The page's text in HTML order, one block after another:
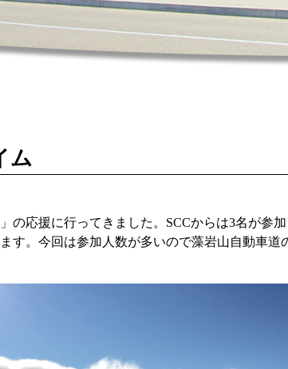
ム
の応援に行ってきました。SCCからは3名が参
す。今回は参加人数が多いので藻岩山自動車